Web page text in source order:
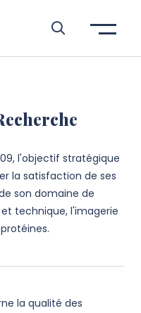
l'objectif stratégique
la satisfaction de ses
son domaine de
technique, l'imagerie
la qualité des